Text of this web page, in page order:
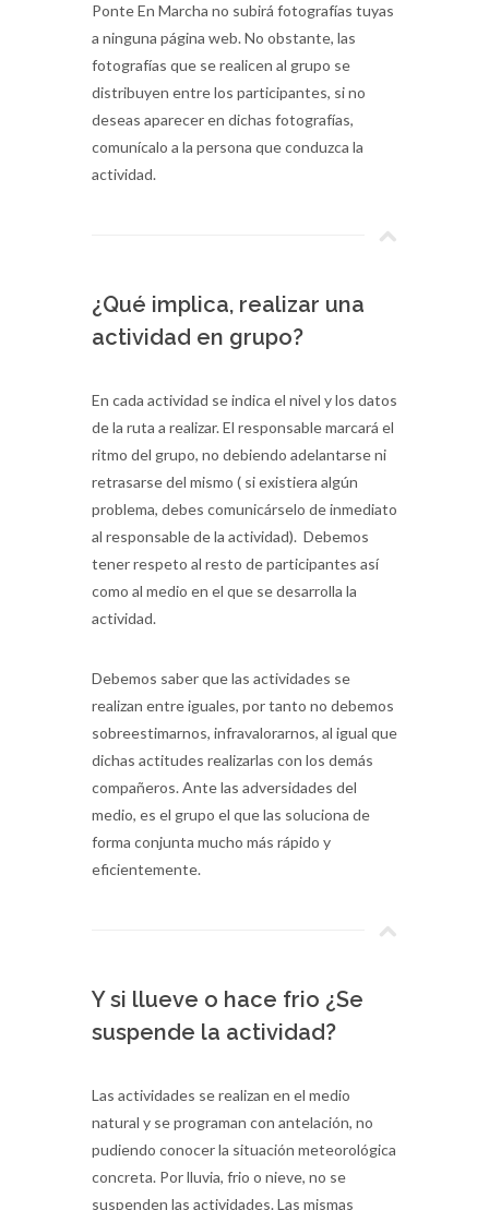
Ponte En Marcha no subirá fotografías tuyas
a ninguna página web. No obstante, las
fotografías que se realicen al grupo se
distribuyen entre los participantes, si no
deseas aparecer en dichas fotografías,
comunícalo a la persona que conduzca la
actividad.
¿Qué implica, realizar una
actividad en grupo?
En cada actividad se indica el nivel y los datos
de la ruta a realizar. El responsable marcará el
ritmo del grupo, no debiendo adelantarse ni
retrasarse del mismo ( si existiera algún
problema, debes comunicárselo de inmediato
al responsable de la actividad). Debemos
tener respeto al resto de participantes así
como al medio en el que se desarrolla la
actividad.
Debemos saber que las actividades se
realizan entre iguales, por tanto no debemos
sobreestimarnos, infravalorarnos, al igual que
dichas actitudes realizarlas con los demás
compañeros. Ante las adversidades del
medio, es el grupo el que las soluciona de
forma conjunta mucho más rápido y
eficientemente.
Y si llueve o hace frio ¿Se
suspende la actividad?
Las actividades se realizan en el medio
natural y se programan con antelación, no
pudiendo conocer la situación meteorológica
concreta. Por lluvia, frio o nieve, no se
suspenden las actividades. Las mismas